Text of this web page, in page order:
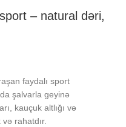
– natural dəri,
faydalı sport
şalvarla geyinə
kauçuk altlığı və
rahatdır.